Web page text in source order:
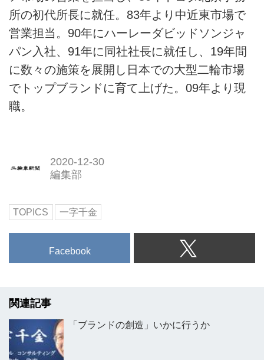
所の初代所長に就任。83年より中近東市場で
営業担当。90年にハーレーダビッドソンジャ
パン入社、91年に同社社長に就任し、19年間
に数々の施策を展開し日本での大型二輪市場
でトップブランドに育て上げた。09年より現
職。
2020-12-30
編集部
TOPICS 一字千金
Facebook
関連記事
「ブランドの創造」いかに行うか